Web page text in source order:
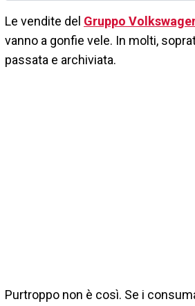
Le vendite del Gruppo
vanno a gonfie vele. In molti,
passata e archiviata.
Purtroppo non è così. Se i